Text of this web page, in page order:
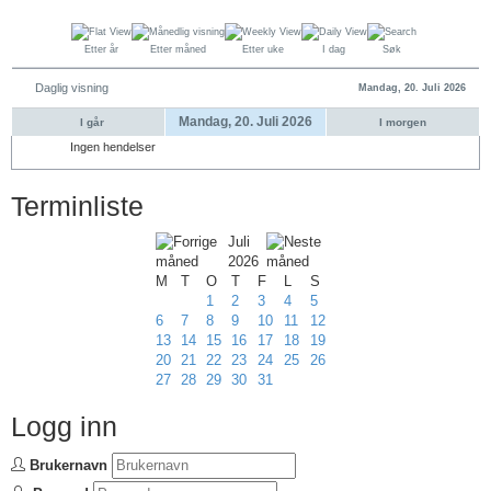
Etter år Etter måned Etter uke I dag Søk
Daglig visning Mandag, 20. Juli 2026
I går Mandag, 20. Juli 2026 I morgen
Ingen hendelser
Terminliste
Juli
2026
M
T O T F L
S
1
2 3 4
5
6
7 8 9 10 11
12
13
14 15 16 17 18
19
20
21 22 23 24 25
26
27
28 29 30 31
Logg inn
Brukernavn